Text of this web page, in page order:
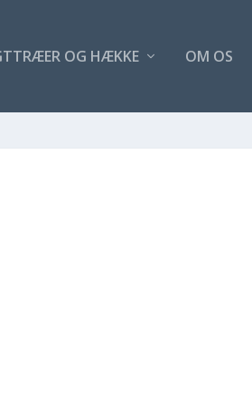
OG HÆKKE OM OS